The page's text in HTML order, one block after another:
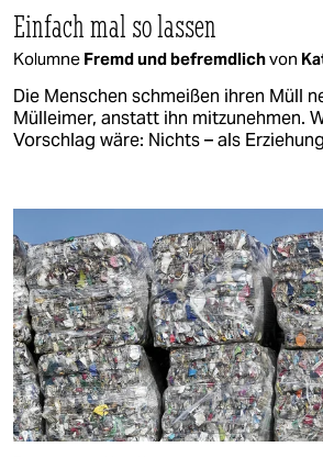
Einfach mal so lassen
Kolumne Fremd und befremdlichvon
Die Menschen schmeißen ihren Müll
Mülleimer, anstatt ihn mitzunehmen.
Vorschlag wäre: Nichts – als